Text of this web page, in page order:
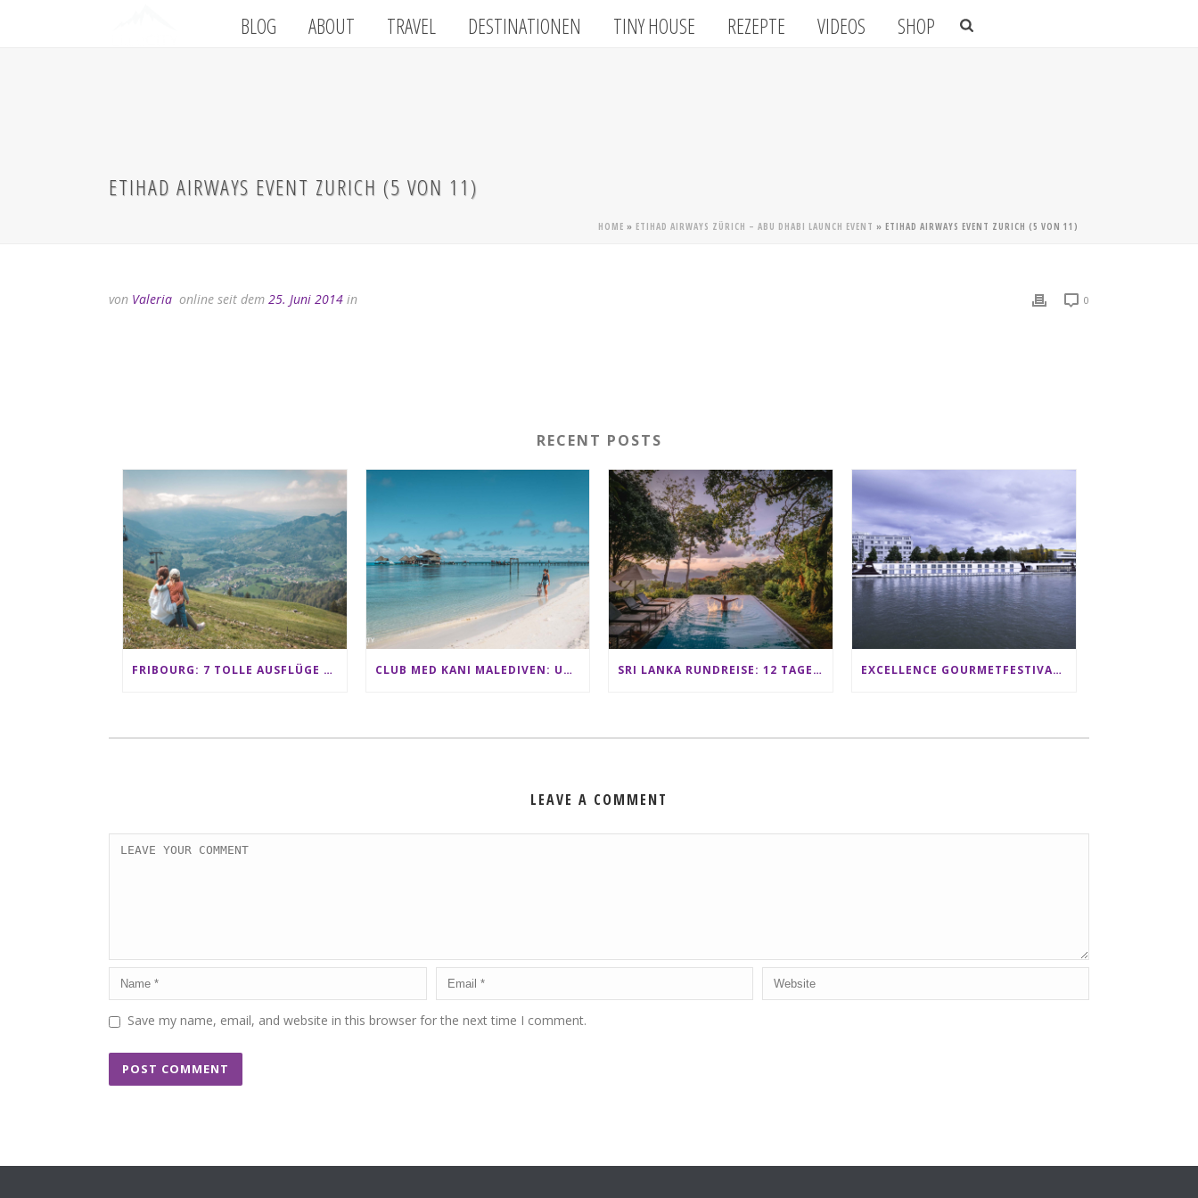
BLOG ABOUT TRAVEL DESTINATIONEN TINY HOUSE REZEPTE VIDEOS SHOP
ETIHAD AIRWAYS EVENT ZURICH (5 VON 11)
HOME » ETIHAD AIRWAYS ZÜRICH – ABU DHABI LAUNCH EVENT » ETIHAD AIRWAYS EVENT ZURICH (5 VON 11)
von Valeria online seit dem 25. Juni 2014 in 0
RECENT POSTS
FRIBOURG: 7 TOLLE AUSFLÜGE FÜR FAMILIEN VON CHARMEY BIS LES PACCOTS CLUB MED KANI MALEDIVEN: UNSERE ERFAHRUNGEN IM ALL-INCLUSIVE PARADIES SRI LANKA RUNDREISE: 12 TAGE ZWISCHEN ELEFANTEN, TEEPLANTAGEN & STRAND ALS FAMILIE EXCELLENCE GOURMETFESTIVAL ´25: ZWEI STERNEKÖCHE ANTONIO GUIDA & DARIO MORESCO VERWÖHNEN IHRE GÄSTE AUF EINER LUXERIÖSEN SCHIFFSREISE
LEAVE A COMMENT
Save my name, email, and website in this browser for the next time I comment.